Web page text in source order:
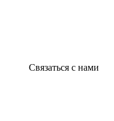
Связаться с нами